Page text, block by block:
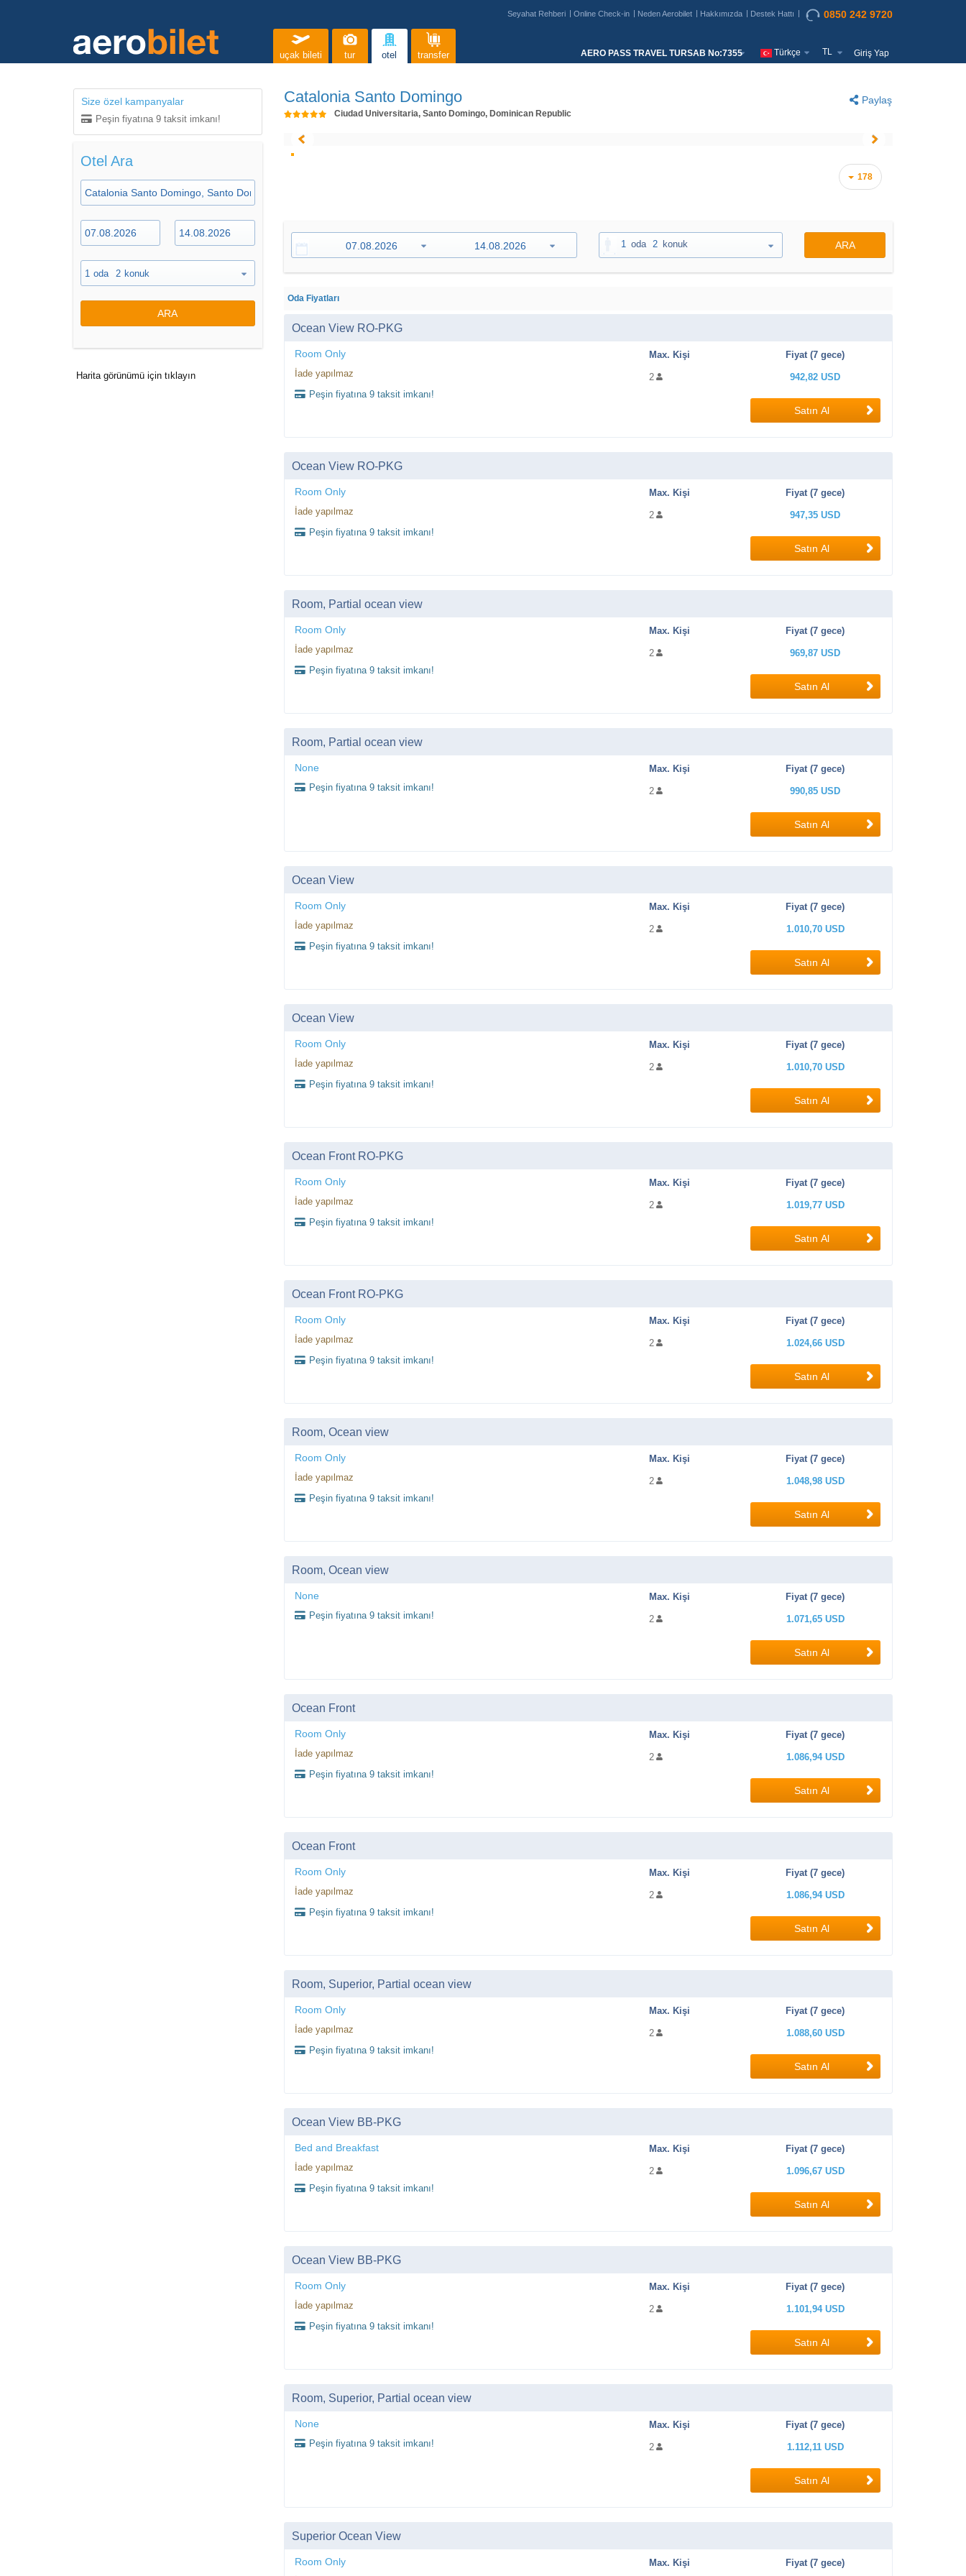
Seyahat Rehberi Online Check-in Neden Aerobilet Hakkımızda Destek Hattı 0850 242 9720
uçak bileti tur otel transfer AERO PASS TRAVEL TURSAB No:7355 Türkçe TL Giriş Yap
Size özel kampanyalar
Peşin fiyatına 9 taksit imkanı!
Otel Ara
1 oda 2 konuk
ARA
Harita görünümü için tıklayın
Catalonia Santo Domingo
Ciudad Universitaria, Santo Domingo, Dominican Republic
Paylaş
178
1 oda 2 konuk ARA
Oda Fiyatları
Ocean View RO-PKG
Room Only
İade yapılmaz
Peşin fiyatına 9 taksit imkanı!
Max. Kişi
2
Fiyat (7 gece)
942,82 USD
Satın Al
Ocean View RO-PKG
Room Only
İade yapılmaz
Peşin fiyatına 9 taksit imkanı!
Max. Kişi
2
Fiyat (7 gece)
947,35 USD
Satın Al
Room, Partial ocean view
Room Only
İade yapılmaz
Peşin fiyatına 9 taksit imkanı!
Max. Kişi
2
Fiyat (7 gece)
969,87 USD
Satın Al
Room, Partial ocean view
None
Peşin fiyatına 9 taksit imkanı!
Max. Kişi
2
Fiyat (7 gece)
990,85 USD
Satın Al
Ocean View
Room Only
İade yapılmaz
Peşin fiyatına 9 taksit imkanı!
Max. Kişi
2
Fiyat (7 gece)
1.010,70 USD
Satın Al
Ocean View
Room Only
İade yapılmaz
Peşin fiyatına 9 taksit imkanı!
Max. Kişi
2
Fiyat (7 gece)
1.010,70 USD
Satın Al
Ocean Front RO-PKG
Room Only
İade yapılmaz
Peşin fiyatına 9 taksit imkanı!
Max. Kişi
2
Fiyat (7 gece)
1.019,77 USD
Satın Al
Ocean Front RO-PKG
Room Only
İade yapılmaz
Peşin fiyatına 9 taksit imkanı!
Max. Kişi
2
Fiyat (7 gece)
1.024,66 USD
Satın Al
Room, Ocean view
Room Only
İade yapılmaz
Peşin fiyatına 9 taksit imkanı!
Max. Kişi
2
Fiyat (7 gece)
1.048,98 USD
Satın Al
Room, Ocean view
None
Peşin fiyatına 9 taksit imkanı!
Max. Kişi
2
Fiyat (7 gece)
1.071,65 USD
Satın Al
Ocean Front
Room Only
İade yapılmaz
Peşin fiyatına 9 taksit imkanı!
Max. Kişi
2
Fiyat (7 gece)
1.086,94 USD
Satın Al
Ocean Front
Room Only
İade yapılmaz
Peşin fiyatına 9 taksit imkanı!
Max. Kişi
2
Fiyat (7 gece)
1.086,94 USD
Satın Al
Room, Superior, Partial ocean view
Room Only
İade yapılmaz
Peşin fiyatına 9 taksit imkanı!
Max. Kişi
2
Fiyat (7 gece)
1.088,60 USD
Satın Al
Ocean View BB-PKG
Bed and Breakfast
İade yapılmaz
Peşin fiyatına 9 taksit imkanı!
Max. Kişi
2
Fiyat (7 gece)
1.096,67 USD
Satın Al
Ocean View BB-PKG
Room Only
İade yapılmaz
Peşin fiyatına 9 taksit imkanı!
Max. Kişi
2
Fiyat (7 gece)
1.101,94 USD
Satın Al
Room, Superior, Partial ocean view
None
Peşin fiyatına 9 taksit imkanı!
Max. Kişi
2
Fiyat (7 gece)
1.112,11 USD
Satın Al
Superior Ocean View
Room Only Max. Kişi Fiyat (7 gece)